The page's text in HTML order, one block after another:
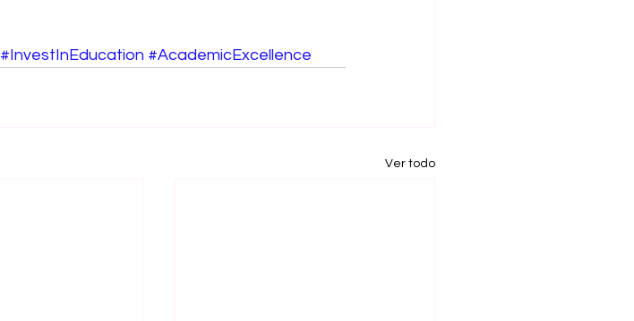
#InvestInEducation #AcademicExcellence
Ver todo